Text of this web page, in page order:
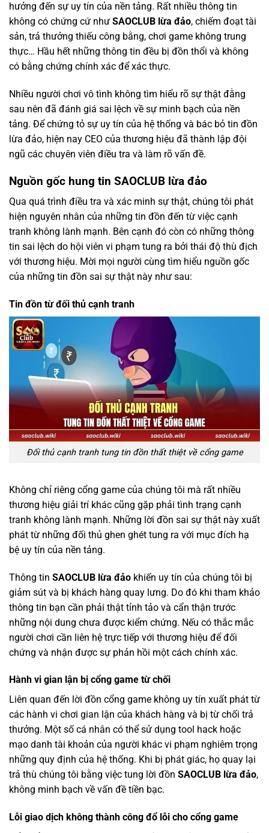
hưởng đến sự uy tín của nền tảng. Rất nhiều thông tin
không có chứng cứ như SAOCLUB lừa đảo, chiếm đoạt tài
sản, trả thưởng thiếu công bằng, chơi game không trung
thực… Hầu hết những thông tin đều bị đồn thổi và không
có bằng chứng chính xác để xác thực.
Nhiều người chơi vô tình không tìm hiểu rõ sự thật đằng
sau nên đã đánh giá sai lệch về sự minh bạch của nền
tảng. Để chứng tỏ sự uy tín của hệ thống và bác bỏ tin đồn
lừa đảo, hiện nay CEO của thương hiệu đã thành lập đội
ngũ các chuyên viên điều tra và làm rõ vấn đề.
Nguồn gốc hung tin SAOCLUB lừa đảo
Qua quá trình điều tra và xác minh sự thật, chúng tôi phát
hiện nguyên nhân của những tin đồn đến từ việc cạnh
tranh không lành mạnh. Bên cạnh đó còn có những thông
tin sai lệch do hội viên vi phạm tung ra bởi thái độ thù địch
với thương hiệu. Mời mọi người cùng tìm hiểu nguồn gốc
của những tin đồn sai sự thật này như sau:
Tin đồn từ đối thủ cạnh tranh
Đối thủ cạnh tranh tung tin đồn thất thiệt về cổng game
Không chỉ riêng cổng game của chúng tôi mà rất nhiều
thương hiệu giải trí khác cũng gặp phải tình trạng cạnh
tranh không lành mạnh. Những lời đồn sai sự thật này xuất
phát từ những đối thủ ghen ghét tung ra với mục đích hạ
bệ uy tín của nền tảng.
Thông tin SAOCLUB lừa đảo khiến uy tín của chúng tôi bị
giảm sút và bị khách hàng quay lưng. Do đó khi tham khảo
thông tin bạn cần phải thật tỉnh tảo và cẩn thận trước
những nội dung chưa được kiểm chứng. Nếu có thắc mắc
người chơi cần liên hệ trực tiếp với thương hiệu để đối
chứng và nhận được sự phản hồi một cách chính xác.
Hành vi gian lận bị cổng game từ chối
Liên quan đến lời đồn cổng game không uy tín xuất phát từ
các hành vi chơi gian lận của khách hàng và bị từ chối trả
thưởng. Một số cá nhân có thể sử dụng tool hack hoặc
mạo danh tài khoản của người khác vi phạm nghiêm trọng
những quy định của hệ thống. Khi bị phát giác, họ quay lại
trả thù chúng tôi bằng việc tung lời đồn SAOCLUB lừa đảo,
không minh bạch về vấn đề tiền bạc.
Lỗi giao dịch không thành công đổ lỗi cho cổng game